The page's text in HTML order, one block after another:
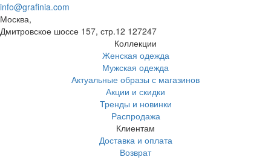
info@grafinia.com
Москва,
Дмитровское шоссе 157, стр.12 127247
Коллекции
Женская одежда
Мужская одежда
Актуальные образы с магазинов
Акции и скидки
Тренды и новинки
Распродажа
Клиентам
Доставка и оплата
Возврат